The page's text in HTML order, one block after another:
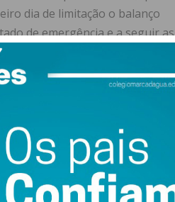
dia de limitação o balanço
de emergência e a seguir as
Nasser Zidane.
a informação